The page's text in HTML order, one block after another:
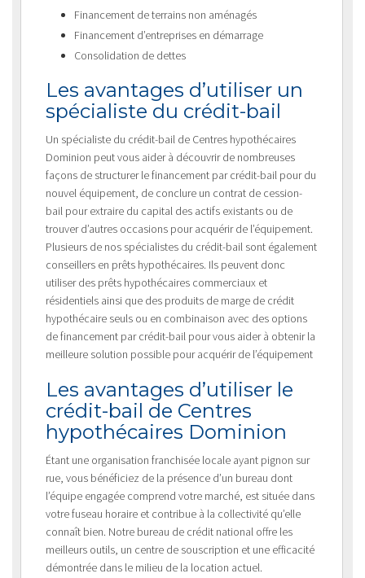
Financement de terrains non aménagés
Financement d’entreprises en démarrage
Consolidation de dettes
Les avantages d’utiliser un
spécialiste du crédit-bail
Un spécialiste du crédit-bail de Centres hypothécaires
Dominion peut vous aider à découvrir de nombreuses
façons de structurer le financement par crédit-bail pour du
nouvel équipement, de conclure un contrat de cession-
bail pour extraire du capital des actifs existants ou de
trouver d’autres occasions pour acquérir de l’équipement.
Plusieurs de nos spécialistes du crédit-bail sont également
conseillers en prêts hypothécaires. Ils peuvent donc
utiliser des prêts hypothécaires commerciaux et
résidentiels ainsi que des produits de marge de crédit
hypothécaire seuls ou en combinaison avec des options
de financement par crédit-bail pour vous aider à obtenir la
meilleure solution possible pour acquérir de l’équipement
Les avantages d’utiliser le
crédit-bail de Centres
hypothécaires Dominion
Étant une organisation franchisée locale ayant pignon sur
rue, vous bénéficiez de la présence d’un bureau dont
l’équipe engagée comprend votre marché, est située dans
votre fuseau horaire et contribue à la collectivité qu’elle
connaît bien. Notre bureau de crédit national offre les
meilleurs outils, un centre de souscription et une efficacité
démontrée dans le milieu de la location actuel.